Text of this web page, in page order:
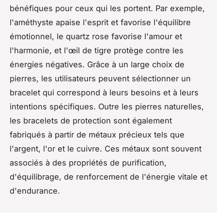
bénéfiques pour ceux qui les portent. Par exemple,
l'améthyste apaise l'esprit et favorise l'équilibre
émotionnel, le quartz rose favorise l'amour et
l'harmonie, et l'œil de tigre protège contre les
énergies négatives. Grâce à un large choix de
pierres, les utilisateurs peuvent sélectionner un
bracelet qui correspond à leurs besoins et à leurs
intentions spécifiques. Outre les pierres naturelles,
les bracelets de protection sont également
fabriqués à partir de métaux précieux tels que
l'argent, l'or et le cuivre. Ces métaux sont souvent
associés à des propriétés de purification,
d'équilibrage, de renforcement de l'énergie vitale et
d'endurance.